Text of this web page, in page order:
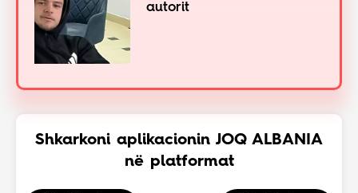
autorit
Shkarkoni aplikacionin JOQ ALBANIA
në platformat